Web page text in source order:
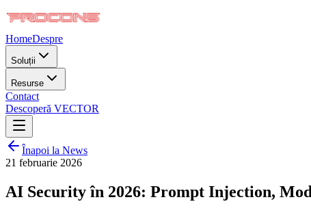
HomeDespre
Soluții
Resurse
Contact
Descoperă VECTOR
Înapoi la News
21 februarie 2026
AI Security în 2026: Prompt Injection,